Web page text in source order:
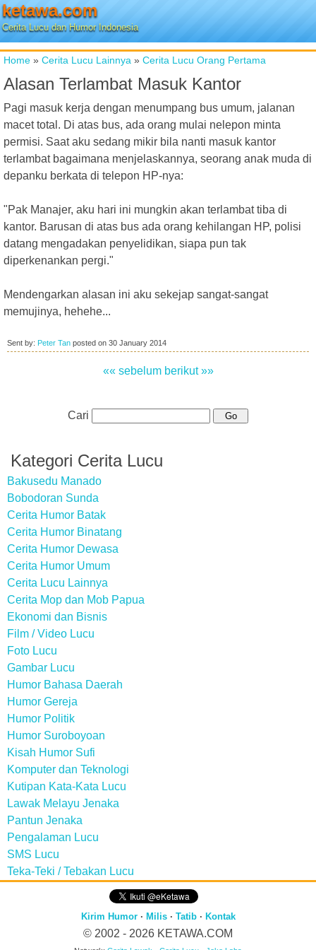
ketawa.com
Cerita Lucu dan Humor Indonesia
Home » Cerita Lucu Lainnya » Cerita Lucu Orang Pertama
Alasan Terlambat Masuk Kantor
Pagi masuk kerja dengan menumpang bus umum, jalanan
macet total. Di atas bus, ada orang mulai nelepon minta
permisi. Saat aku sedang mikir bila nanti masuk kantor
terlambat bagaimana menjelaskannya, seorang anak muda di
depanku berkata di telepon HP-nya:
"Pak Manajer, aku hari ini mungkin akan terlambat tiba di
kantor. Barusan di atas bus ada orang kehilangan HP, polisi
datang mengadakan penyelidikan, siapa pun tak
diperkenankan pergi."
Mendengarkan alasan ini aku sekejap sangat-sangat
memujinya, hehehe...
Sent by: Peter Tan posted on 30 January 2014
«« sebelum berikut »»
Cari
Kategori Cerita Lucu
Bakusedu Manado
Bobodoran Sunda
Cerita Humor Batak
Cerita Humor Binatang
Cerita Humor Dewasa
Cerita Humor Umum
Cerita Lucu Lainnya
Cerita Mop dan Mob Papua
Ekonomi dan Bisnis
Film / Video Lucu
Foto Lucu
Gambar Lucu
Humor Bahasa Daerah
Humor Gereja
Humor Politik
Humor Suroboyoan
Kisah Humor Sufi
Komputer dan Teknologi
Kutipan Kata-Kata Lucu
Lawak Melayu Jenaka
Pantun Jenaka
Pengalaman Lucu
SMS Lucu
Teka-Teki / Tebakan Lucu
Kirim Humor· Milis· Tatib· Kontak
© 2002 - 2026 KETAWA.COM